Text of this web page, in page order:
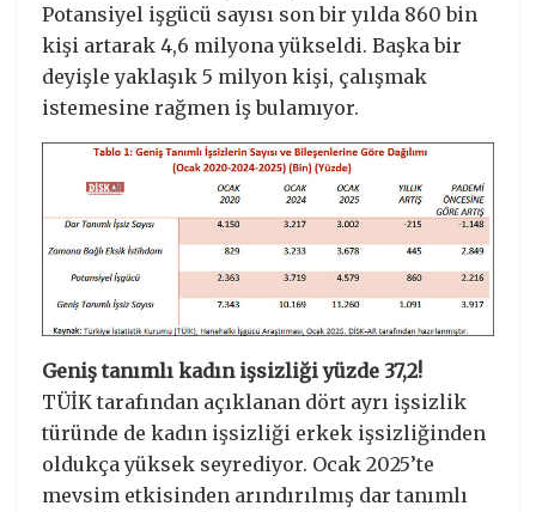
Potansiyel işgücü sayısı son bir yılda 860 bin
kişi artarak 4,6 milyona yükseldi. Başka bir
deyişle yaklaşık 5 milyon kişi, çalışmak
istemesine rağmen iş bulamıyor.
Geniş tanımlı kadın işsizliği yüzde 37,2!
TÜİK tarafından açıklanan dört ayrı işsizlik
türünde de kadın işsizliği erkek işsizliğinden
oldukça yüksek seyrediyor. Ocak 2025’te
mevsim etkisinden arındırılmış dar tanımlı